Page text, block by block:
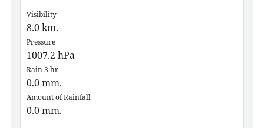
Visibility
8.0km.
Pressure
1007.2hPa
Rain 3 hr
0.0mm.
Amount of Rainfall
0.0mm.